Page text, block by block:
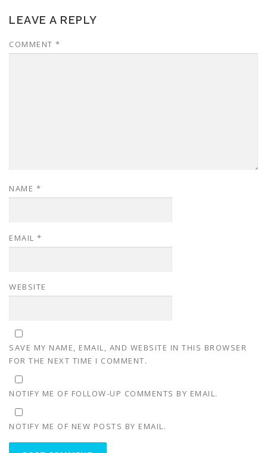
LEAVE A REPLY
COMMENT *
NAME *
EMAIL *
WEBSITE
SAVE MY NAME, EMAIL, AND WEBSITE IN THIS BROWSER
FOR THE NEXT TIME I COMMENT.
NOTIFY ME OF FOLLOW-UP COMMENTS BY EMAIL.
NOTIFY ME OF NEW POSTS BY EMAIL.